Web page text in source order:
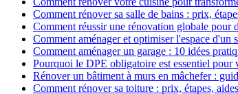
Comment rénover sa salle de bains : prix,
Comment réussir une rénovation globale pour
Comment aménager et optimiser l'espace d'un
Comment aménager un garage : 10 idées
Pourquoi le DPE obligatoire est essentiel pour
Rénover un bâtiment à murs en mâchefer :
Comment rénover sa toiture : prix, étapes,